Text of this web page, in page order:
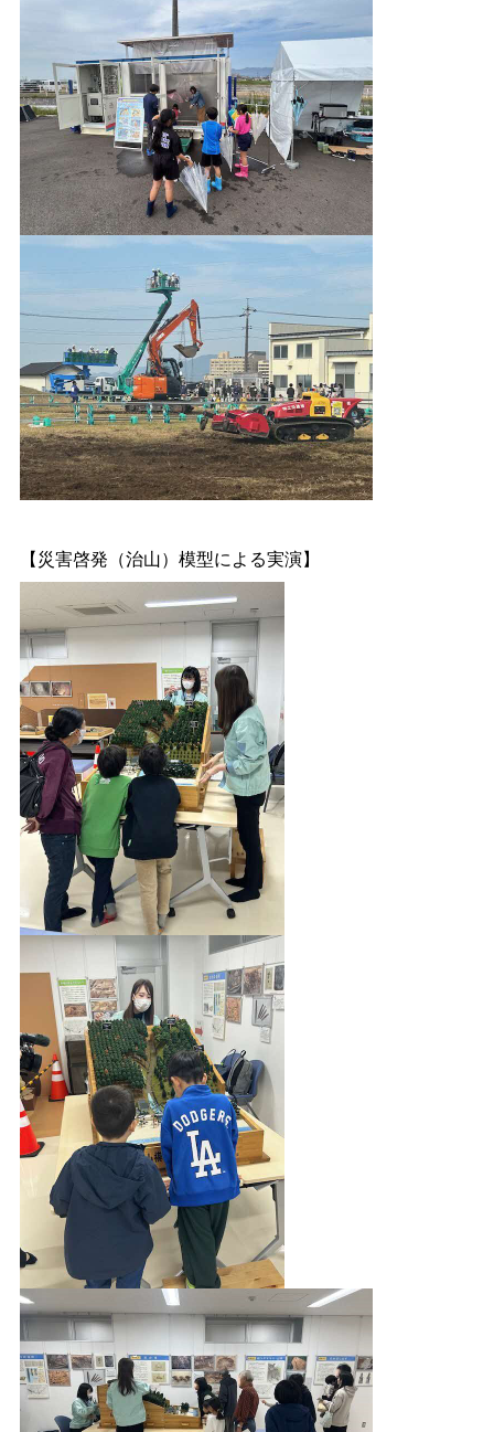
【災害啓発（治山）模型による実演】